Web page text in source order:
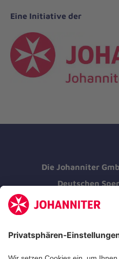
Eine Initiative der
Die Johanniter
Deutschen
Kununu Top